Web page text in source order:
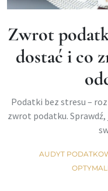
Zwrot
dostać i co
Podatki bez stresu –
zwrot podatku.
AUDYT